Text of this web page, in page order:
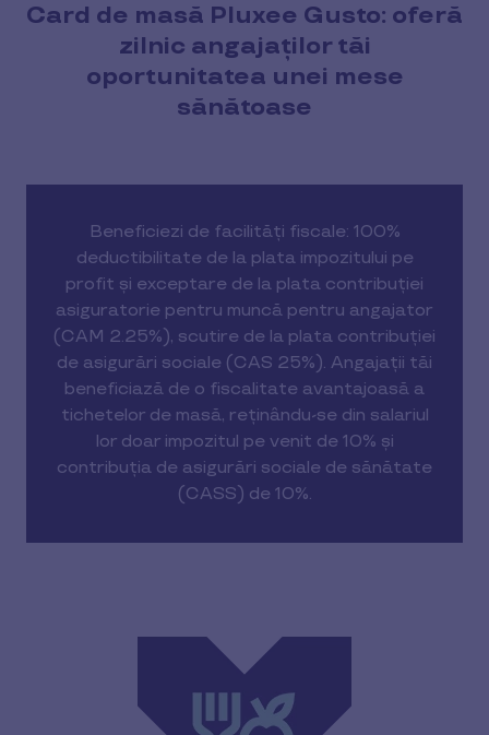
Card de masă Pluxee Gusto: oferă
zilnic angajaților tăi
oportunitatea unei mese
sănătoase
Beneficiezi de facilități fiscale: 100%
deductibilitate de la plata impozitului pe
profit și exceptare de la plata contribuției
asiguratorie pentru muncă pentru angajator
(CAM 2.25%), scutire de la plata contribuției
de asigurări sociale (CAS 25%). Angajații tăi
beneficiază de o fiscalitate avantajoasă a
tichetelor de masă, reținându-se din salariul
lor doar impozitul pe venit de 10% și
contribuția de asigurări sociale de sănătate
(CASS) de 10%.